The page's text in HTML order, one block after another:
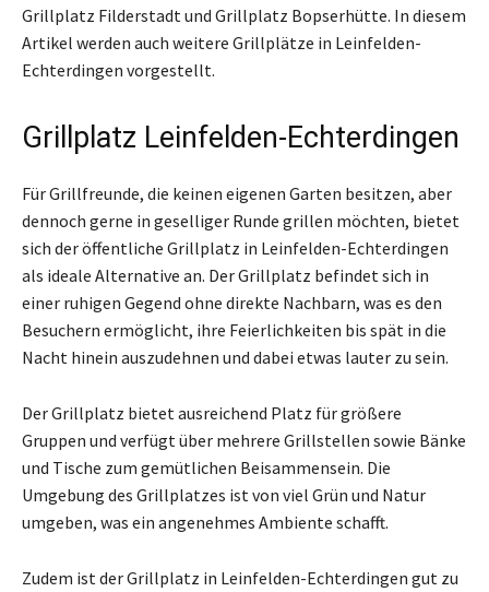
Grillplatz Filderstadt und Grillplatz Bopserhütte. In diesem
Artikel werden auch weitere Grillplätze in Leinfelden-
Echterdingen vorgestellt.
Grillplatz Leinfelden-Echterdingen
Für Grillfreunde, die keinen eigenen Garten besitzen, aber
dennoch gerne in geselliger Runde grillen möchten, bietet
sich der öffentliche Grillplatz in Leinfelden-Echterdingen
als ideale Alternative an. Der Grillplatz befindet sich in
einer ruhigen Gegend ohne direkte Nachbarn, was es den
Besuchern ermöglicht, ihre Feierlichkeiten bis spät in die
Nacht hinein auszudehnen und dabei etwas lauter zu sein.
Der Grillplatz bietet ausreichend Platz für größere
Gruppen und verfügt über mehrere Grillstellen sowie Bänke
und Tische zum gemütlichen Beisammensein. Die
Umgebung des Grillplatzes ist von viel Grün und Natur
umgeben, was ein angenehmes Ambiente schafft.
Zudem ist der Grillplatz in Leinfelden-Echterdingen gut zu